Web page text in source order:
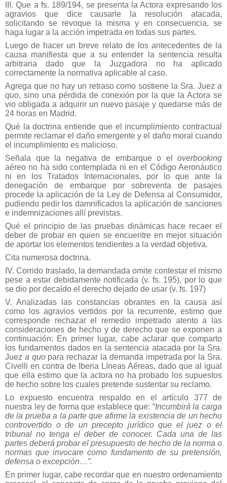
III. Que a fs. 189/194, se presenta la Actora expresando los
agravios que dice causarle la resolución atacada,
solicitando se revoque la misma y en consecuencia, se
haga lugar a la acción impetrada en todas sus partes.
Luego de hacer un breve relato de los antecedentes de la
causa manifiesta que a su entender la sentencia resulta
arbitraria dado que la Juzgadora no ha aplicado
correctamente la normativa aplicable al caso.
Agrega que no hay un retraso como sostiene la Sra. Juez a
quo, sino una pérdida de conexión por la que la Actora se
vio obligada a adquirir un nuevo pasaje y quedarse más de
24 horas en Madrid.
Qué la doctrina entiende que el incumplimiento contractual
permite reclamar el daño emergente y el daño moral cuando
el incumplimiento es malicioso.
Señala que la negativa de embarque o el overbooking
aéreo no ha sido contemplada ni en el Código Aeronáutico
ni en los Tratados Internacionales, por lo que ante la
denegación de embarque por sobreventa de pasajes
procede la aplicación de la Ley de Defensa al Consumidor,
pudiendo pedir los damnificados la aplicación de sanciones
e indemnizaciones allí previstas.
Qué el principio de las pruebas dinámicas hace recaer el
deber de probar en quien se encuentre en mejor situación
de aportar los elementos tendientes a la verdad objetiva.
Cita numerosa doctrina.
IV. Corrido traslado, la demandada omite contestar el mismo
pese a estar debidamente notificada (v. fs. 195), por lo que
se dio por decaído el derecho dejado de usar (v. fs. 197)
V. Analizadas las constancias obrantes en la causa así
como los agravios vertidos por la recurrente, estimo que
corresponde rechazar el remedio impetrado atento a las
consideraciones de hecho y de derecho que se exponen a
continuación: En primer lugar, cabe aclarar que comparto
los fundamentos dados en la sentencia atacada por la Sra.
Juez a quopara rechazar la demanda impetrada por la Sra.
Civelli en contra de Iberia Líneas Aéreas, dado que al igual
que ella estimo que la actora no ha probado los supuestos
de hecho sobre los cuales pretende sustentar su reclamo.
Lo expuesto encuentra respaldo en el artículo 377 de
nuestra ley de forma que establece que: “Incumbirá la carga
de la prueba a la parte que afirme la existencia de un hecho
controvertido o de un precepto jurídico que el juez o el
tribunal no tenga el deber de conocer. Cada una de las
partes deberá probar el presupuesto de hecho de la norma o
normas que invocare como fundamento de su pretensión,
defensa o excepción…”.
En primer lugar, cabe recordar que en nuestro ordenamiento